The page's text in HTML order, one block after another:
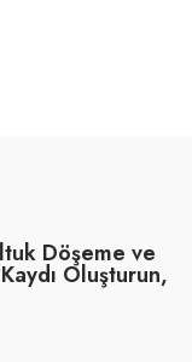
Döşeme ve
Oluşturun,